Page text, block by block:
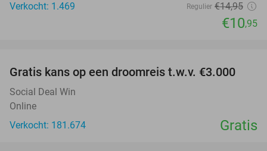
Verkocht: 1.469
Regulier €14,95
€10,95
Gratis kans op een droomreis t.w.v. €3.000
Social Deal Win
Online
Verkocht: 181.674
Gratis